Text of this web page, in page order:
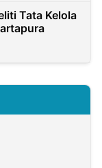
Tata Kelola